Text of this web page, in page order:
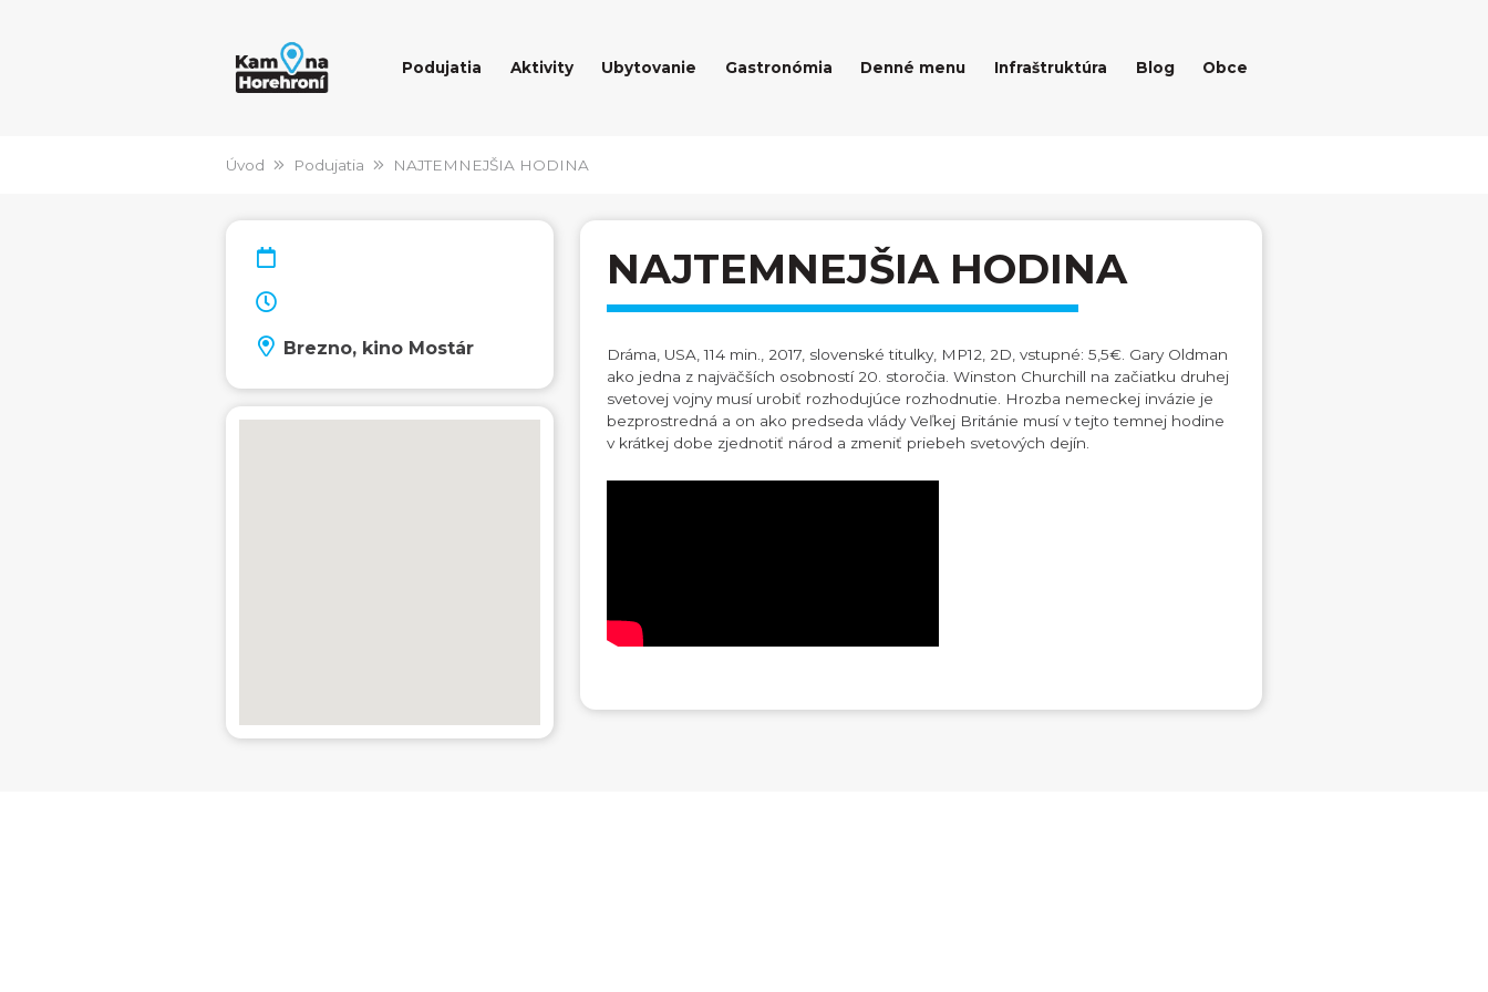
Podujatia Aktivity Ubytovanie Gastronómia Denné menu Infraštruktúra Blog Obce
Úvod Podujatia NAJTEMNEJŠIA HODINA
Brezno, kino Mostár
NAJTEMNEJŠIA HODINA
Dráma, USA, 114 min., 2017, slovenské titulky, MP12, 2D, vstupné: 5,5€. Gary Oldman
ako jedna z najväčších osobností 20. storočia. Winston Churchill na začiatku druhej
svetovej vojny musí urobiť rozhodujúce rozhodnutie. Hrozba nemeckej invázie je
bezprostredná a on ako predseda vlády Veľkej Británie musí v tejto temnej hodine
v krátkej dobe zjednotiť národ a zmeniť priebeh svetových dejín.